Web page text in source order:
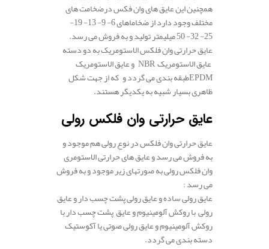
همچنین این عایق های وان فکس درضخامت­ های
مختلف وجود دارد از ضخاماهای 6- 9- 13- 19-
25- 32- 50 میلی­متر تولید و به فروش می رسد.
عایق حرارتی وان فلکس الاستومریک به دو دسته
و عایق الاستومریک
EPDMطبقه بندی می گردد و که از جهت شکل
ظاهری بسیار شبیه به یکدیگر هستند.
عایق حرارتی وان فلکس رولی
عایق حرارتی وان فلکس در نوع رولی هم موجود و
به فروش می رسد و عایق های حرارتی الاستومری
وان فلکس رولی به صورتهای زیر موجود و به فروش
می رسد :
عایق رولی ساده و عایق رولی پشت چسب دار و عایق
رولی با روکش آلومینیوم و عایق پشت چسب دار با
روکش آلومینیوم و عایق رولی صوتی یا آکوستیک
دسته بندی می گردد.